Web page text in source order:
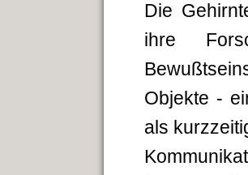
Die
ihre
Objekte -
als